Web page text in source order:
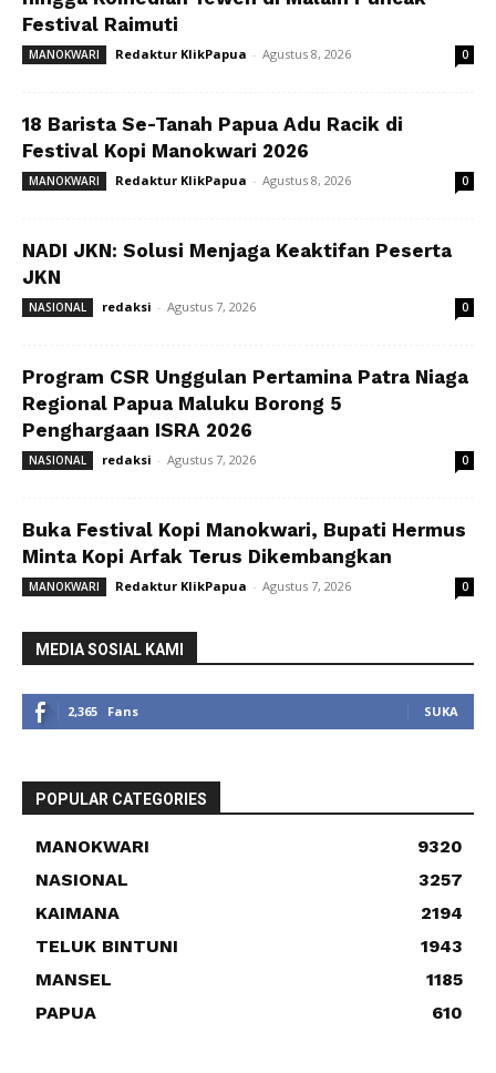
Festival Raimuti
MANOKWARI Redaktur KlikPapua - Agustus 8, 2026 0
18 Barista Se-Tanah Papua Adu Racik di
Festival Kopi Manokwari 2026
MANOKWARI Redaktur KlikPapua - Agustus 8, 2026 0
NADI JKN: Solusi Menjaga Keaktifan Peserta
JKN
NASIONAL redaksi - Agustus 7, 2026 0
Program CSR Unggulan Pertamina Patra Niaga
Regional Papua Maluku Borong 5
Penghargaan ISRA 2026
NASIONAL redaksi - Agustus 7, 2026 0
Buka Festival Kopi Manokwari, Bupati Hermus
Minta Kopi Arfak Terus Dikembangkan
MANOKWARI Redaktur KlikPapua - Agustus 7, 2026 0
MEDIA SOSIAL KAMI
2,365 Fans SUKA
POPULAR CATEGORIES
MANOKWARI
9320
NASIONAL
3257
KAIMANA
2194
TELUK BINTUNI
1943
MANSEL
1185
PAPUA
610